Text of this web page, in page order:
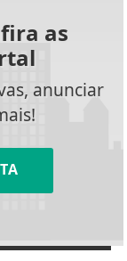
as
anunciar